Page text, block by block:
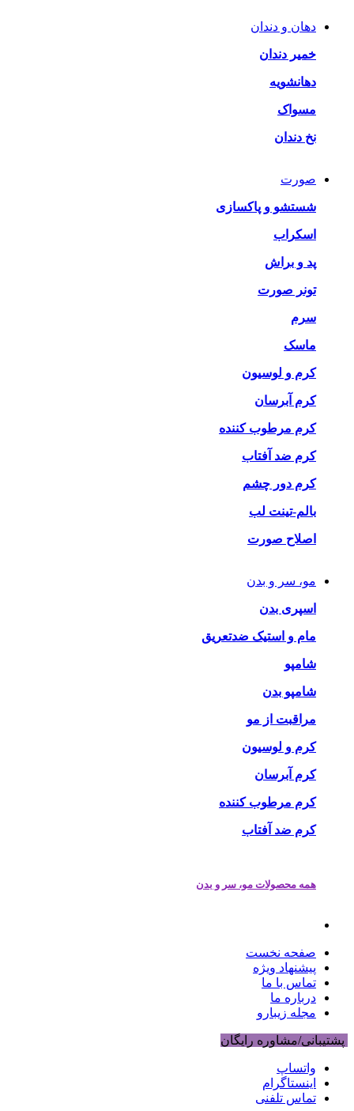
دهان و دندان
خمیر دندان
دهانشویه
مسواک
نخ دندان
صورت
شستشو و پاکسازی
اسکراب
پد و براش
تونر صورت
سرم
ماسک
کرم و لوسیون
کرم آبرسان
کرم مرطوب کننده
کرم ضد آفتاب
کرم دور چشم
بالم-تینت لب
اصلاح صورت
مو، سر و بدن
اسپری بدن
مام و استیک ضدتعریق
شامپو
شامپو بدن
مراقبت از مو
کرم و لوسیون
کرم آبرسان
کرم مرطوب کننده
کرم ضد آفتاب
همه محصولات مو، سر و بدن
صفحه نخست
پیشنهاد ویژه
تماس با ما
درباره ما
مجله زیبارو
پشتیبانی/مشاوره رایگان
واتساپ
اینستاگرام
تماس تلفنی